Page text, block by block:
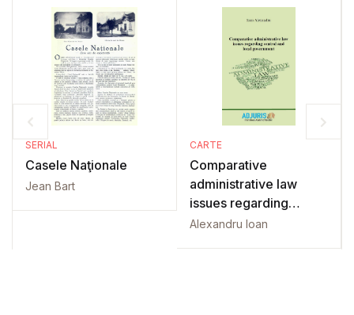
SERIAL
Casele Naţionale
Jean Bart
CARTE
Comparative
administrative law
issues regarding
central and local
Alexandru Ioan